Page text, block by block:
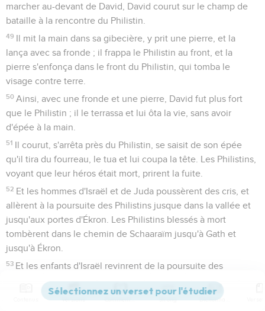
marcher au-devant de David, David courut sur le champ de
bataille à la rencontre du Philistin.
49 Il mit la main dans sa gibecière, y prit une pierre, et la
lança avec sa fronde ; il frappa le Philistin au front, et la
pierre s'enfonça dans le front du Philistin, qui tomba le
visage contre terre.
50 Ainsi, avec une fronde et une pierre, David fut plus fort
que le Philistin ; il le terrassa et lui ôta la vie, sans avoir
d'épée à la main.
51 Il courut, s'arrêta près du Philistin, se saisit de son épée
qu'il tira du fourreau, le tua et lui coupa la tête. Les Philistins,
voyant que leur héros était mort, prirent la fuite.
52 Et les hommes d'Israël et de Juda poussèrent des cris, et
allèrent à la poursuite des Philistins jusque dans la vallée et
jusqu'aux portes d'Ékron. Les Philistins blessés à mort
tombèrent dans le chemin de Schaaraïm jusqu'à Gath et
jusqu'à Ékron.
53 Et les enfants d'Israël revinrent de la poursuite des
Philistins, et pillèrent leur camp.
David prit la tête du Philistin et la porta à Jérusalem, et il
Versions Commentaires Strong